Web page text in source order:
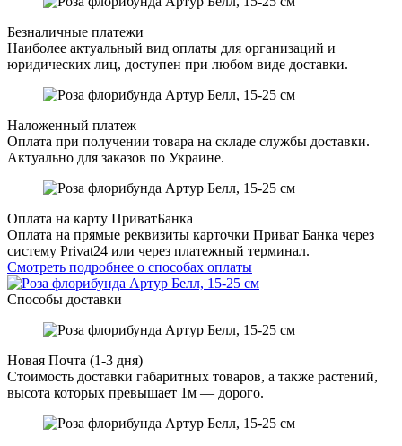
Безналичные платежи
Наиболее актуальный вид оплаты для организаций и
юридических лиц, доступен при любом виде доставки.
Наложенный платеж
Оплата при получении товара на складе службы доставки.
Актуально для заказов по Украине.
Оплата на карту ПриватБанка
Оплата на прямые реквизиты карточки Приват Банка через
систему Privat24 или через платежный терминал.
Смотреть подробнее о способах оплаты
Способы доставки
Новая Почта (1-3 дня)
Стоимость доставки габаритных товаров, а также растений,
высота которых превышает 1м — дорого.